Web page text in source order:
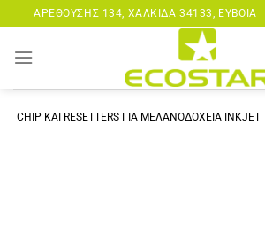
Μετάβαση
στο
περιεχόμενο
ΑΡΕΘΟΎΣΗΣ 134, ΧΑΛΚΊΔΑ 34133, ΕΎΒΟΙΑ
CHIP ΚΑΙ RESETTERS ΓΙΑ ΜΕΛΑΝΟΔΟΧΕΙΑ INKJET